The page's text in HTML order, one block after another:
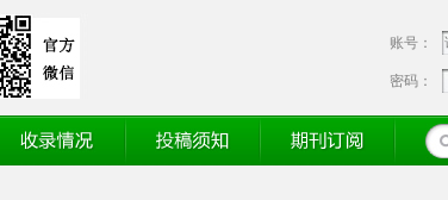
账号：
密码：
收录情况 投稿须知
期刊订阅